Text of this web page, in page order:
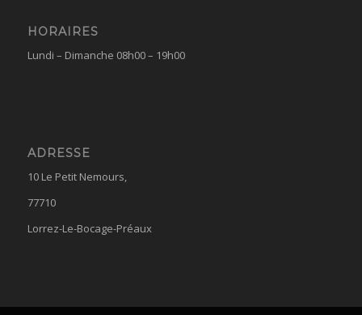
HORAIRES
Lundi – Dimanche 08h00 – 19h00
ADRESSE
10 Le Petit Nemours,
77710
Lorrez-Le-Bocage-Préaux